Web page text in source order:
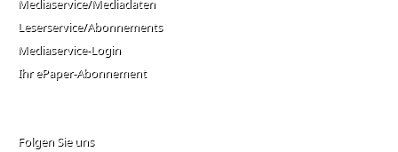
Mediaservice/Mediadaten
Leserservice/Abonnements
Mediaservice-Login
Ihr ePaper-Abonnement
Folgen Sie uns